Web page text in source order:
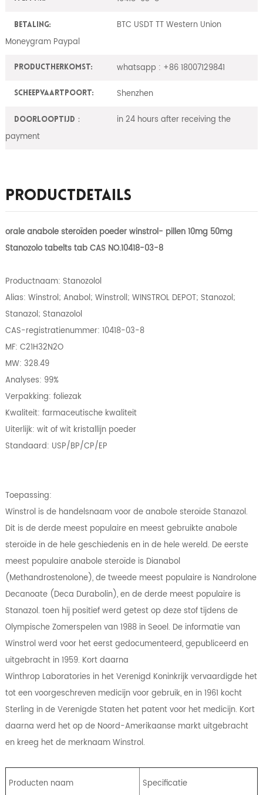
Betaling:
BTC USDT TT Western Union
Moneygram Paypal
ProductHerkomst: whatsapp : +86 18007129841
Scheepvaartpoort: Shenzhen
Doorlooptijd：
in 24 hours after receiving the
payment
Productdetails
orale anabole steroïden poeder winstrol- pillen 10mg 50mg
Stanozolo tabelts tab CAS NO.10418-03-8
Productnaam: Stanozolol
Alias: Winstrol; Anabol; Winstroll; WINSTROL DEPOT; Stanozol;
Stanazol; Stanazolol
CAS-registratienummer: 10418-03-8
MF: C21H32N2O
MW: 328.49
Analyses: 99%
Verpakking: foliezak
Kwaliteit: farmaceutische kwaliteit
Uiterlijk: wit of wit kristallijn poeder
Standaard: USP/BP/CP/EP
Toepassing:
Winstrol is de handelsnaam voor de anabole steroïde Stanazol.
Dit is de derde meest populaire en meest gebruikte anabole
steroïde in de hele geschiedenis en in de hele wereld. De eerste
meest populaire anabole steroïde is Dianabol
(Methandrostenolone), de tweede meest populaire is Nandrolone
Decanoate (Deca Durabolin), en de derde meest populaire is
Stanazol. toen hij positief werd getest op deze stof tijdens de
Olympische Zomerspelen van 1988 in Seoel. De informatie van
Winstrol werd voor het eerst gedocumenteerd, gepubliceerd en
uitgebracht in 1959. Kort daarna
Winthrop Laboratories in het Verenigd Koninkrijk vervaardigde het
tot een voorgeschreven medicijn voor gebruik, en in 1961 kocht
Sterling in de Verenigde Staten het patent voor het medicijn. Kort
daarna werd het op de Noord-Amerikaanse markt uitgebracht
en kreeg het de merknaam Winstrol.
Producten naam Specificatie